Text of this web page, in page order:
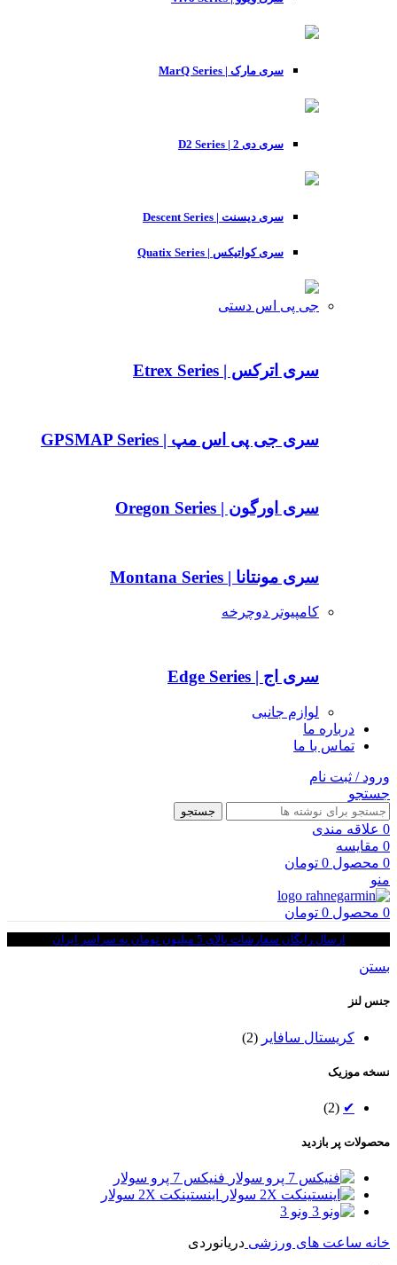
سری مارک | MarQ Series
سری دی 2 | D2 Series
سری دیسنت | Descent Series
سری کواتیکس | Quatix Series
جی پی اس دستی
سری اترکس | Etrex Series
سری جی پی اس مپ | GPSMAP Series
سری اورگون | Oregon Series
سری مونتانا | Montana Series
کامپیوتر دوچرخه
سری اج | Edge Series
لوازم جانبی
درباره ما
تماس با ما
ورود / ثبت نام
جستجو
جستجو
0 علاقه مندی
0 مقایسه
0 محصول 0 تومان
منو
0 محصول 0 تومان
ارسال رایگان سفارشات بالای 5 میلیون تومان به سراسر ایران
بستن
جنس لنز
کریستال سافایر (2)
نسخه موزیک
✔
(2)
محصولات پر بازدید
فنیکس 7 پرو سولار
اینستینکت 2X سولار
ونو 3
خانه ساعت های ورزشی دریانوردی